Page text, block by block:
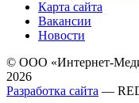
Карта сайта
Вакансии
Новости
© ООО «Интернет-
2026
Разработка сайта —